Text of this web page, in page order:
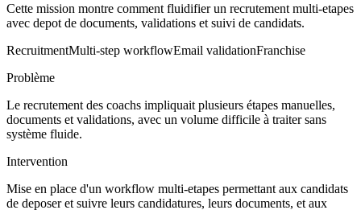
Cette mission montre comment fluidifier un recrutement multi-etapes
avec depot de documents, validations et suivi de candidats.
RecruitmentMulti-step workflowEmail validationFranchise
Problème
Le recrutement des coachs impliquait plusieurs étapes manuelles,
documents et validations, avec un volume difficile à traiter sans
système fluide.
Intervention
Mise en place d'un workflow multi-etapes permettant aux candidats
de deposer et suivre leurs candidatures, leurs documents, et aux